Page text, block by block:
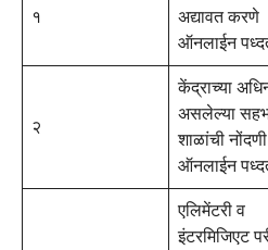
१
अद्यावत करणे
ऑनलाईन
२
केंद्राच्या
असलेल्या
शाळांची नोंदणी
ऑनलाईन
एलिमेंटरी व
इंटरमिजिएट